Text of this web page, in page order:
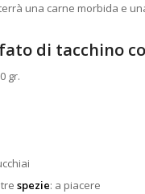
una carne morbida e
di tacchino
gr.
spezie: a piacere